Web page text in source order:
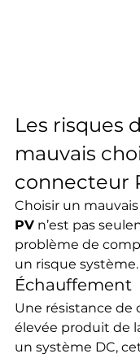
Les risques
mauvais
connecteur
Choisir un mauvais
PV n’est pas
problème de
un risque système.
Échauffement
Une résistance de
élevée produit de
un système DC,